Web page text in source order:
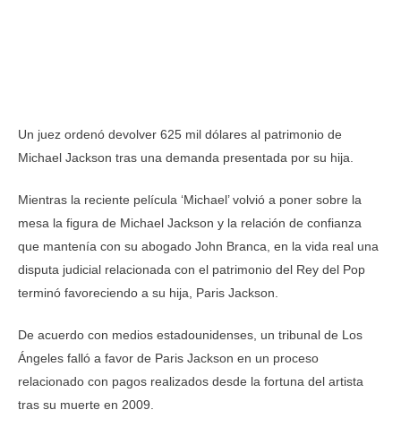
Un juez ordenó devolver 625 mil dólares al patrimonio de
Michael Jackson tras una demanda presentada por su hija.
Mientras la reciente película ‘Michael’ volvió a poner sobre la
mesa la figura de Michael Jackson y la relación de confianza
que mantenía con su abogado John Branca, en la vida real una
disputa judicial relacionada con el patrimonio del Rey del Pop
terminó favoreciendo a su hija, Paris Jackson.
De acuerdo con medios estadounidenses, un tribunal de Los
Ángeles falló a favor de Paris Jackson en un proceso
relacionado con pagos realizados desde la fortuna del artista
tras su muerte en 2009.